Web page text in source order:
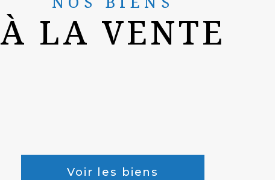
À LA VENTE
Voir les biens